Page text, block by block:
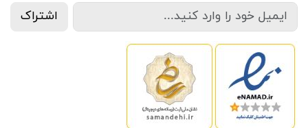
اشتراک